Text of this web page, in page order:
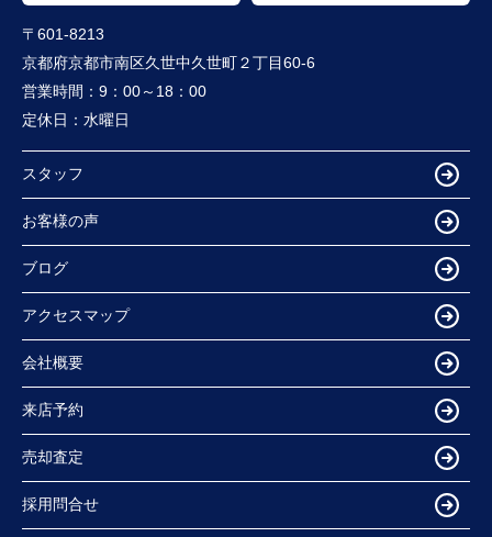
〒601-8213
京都府京都市南区久世中久世町２丁目60-6
営業時間： 9：00～18：00
定休日： 水曜日
スタッフ
お客様の声
ブログ
アクセスマップ
会社概要
来店予約
売却査定
採用問合せ